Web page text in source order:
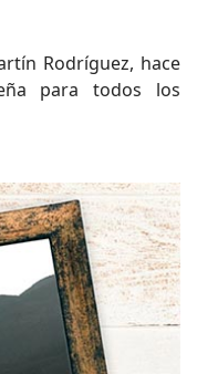
Rodríguez, hace
para todos los